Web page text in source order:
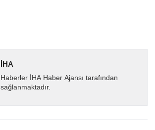
İHA
Haberler İHA Haber Ajansı tarafından
sağlanmaktadır.